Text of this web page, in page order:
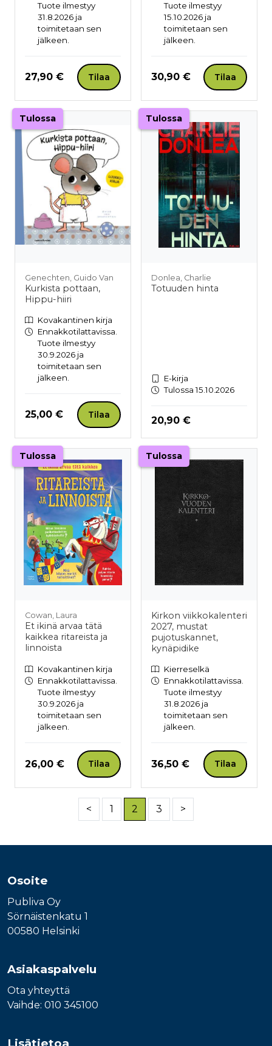
Tuote ilmestyy
31.8.2026 ja
toimitetaan sen
jälkeen.
Hinta nyt
27,90 € Tilaa
Tuote ilmestyy
15.10.2026 ja
toimitetaan sen
jälkeen.
Hinta nyt
30,90 € Tilaa
Tulossa
Genechten, Guido Van
Kurkista pottaan,
Hippu-hiiri
Kovakantinen kirja
Ennakkotilattavissa.
Tuote ilmestyy
30.9.2026 ja
toimitetaan sen
jälkeen.
Hinta nyt
25,00 € Tilaa
Tulossa
Donlea, Charlie
Totuuden hinta
E-kirja
Tulossa 15.10.2026
Hinta nyt
20,90 €
Tulossa
Cowan, Laura
Et ikinä arvaa tätä
kaikkea ritareista ja
linnoista
Kovakantinen kirja
Ennakkotilattavissa.
Tuote ilmestyy
30.9.2026 ja
toimitetaan sen
jälkeen.
Hinta nyt
26,00 € Tilaa
Tulossa
Kirkon viikkokalenteri
2027, mustat
pujotuskannet,
kynäpidike
Kierreselkä
Ennakkotilattavissa.
Tuote ilmestyy
31.8.2026 ja
toimitetaan sen
jälkeen.
Hinta nyt
36,50 € Tilaa
< 1 2 3 >
Osoite
Publiva Oy
Sörnäistenkatu 1
00580 Helsinki
Asiakaspalvelu
Ota yhteyttä
Vaihde: 010 345100